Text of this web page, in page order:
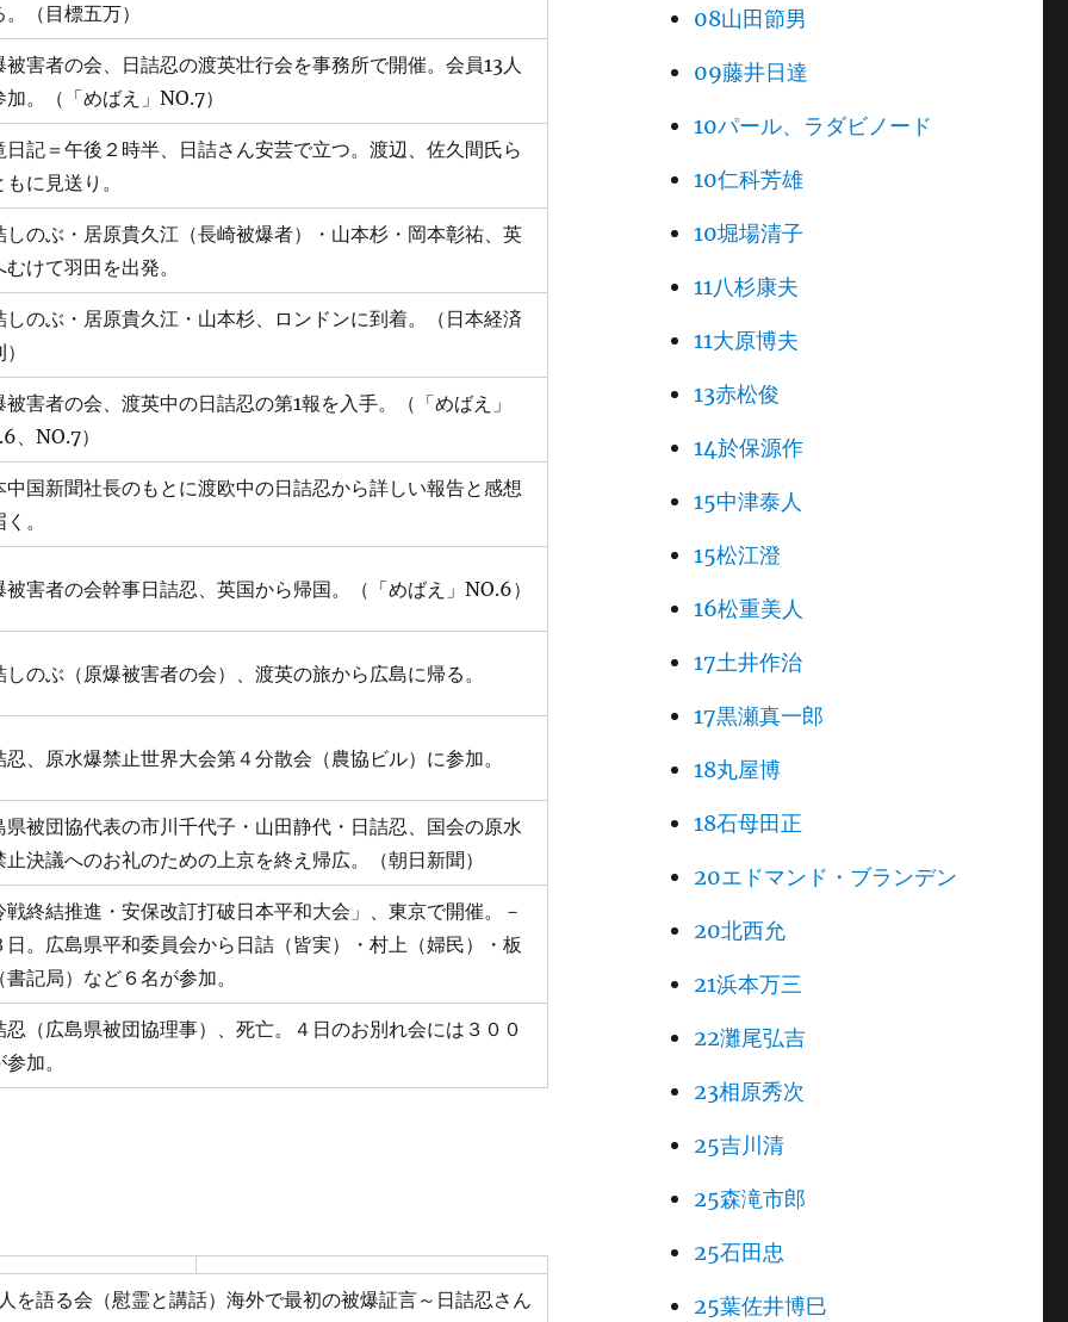
（目標五万）
被害者の会、日詰忍の渡英壮行会を事務所で開催。会員13人
加。（「めばえ」NO.7）
日記＝午後２時半、日詰さん安芸で立つ。渡辺、佐久間氏ら
に見送り。
しのぶ・居原貴久江（長崎被爆者）・山本杉・岡本彰祐、英
むけて羽田を出発。
しのぶ・居原貴久江・山本杉、ロンドンに到着。（日本経済
被害者の会、渡英中の日詰忍の第1報を入手。（「めばえ」
、NO.7）
中国新聞社長のもとに渡欧中の日詰忍から詳しい報告と感想
。
被害者の会幹事日詰忍、英国から帰国。（「めばえ」NO.6）
しのぶ（原爆被害者の会）、渡英の旅から広島に帰る。
忍、原水爆禁止世界大会第４分散会（農協ビル）に参加。
県被団協代表の市川千代子・山田静代・日詰忍、国会の原水
止決議へのお礼のための上京を終え帰広。（朝日新聞）
戦終結推進・安保改訂打破日本平和大会」、東京で開催。－
日。広島県平和委員会から日詰（皆実）・村上（婦民）・板
書記局）など６名が参加。
忍（広島県被団協理事）、死亡。４日のお別れ会には３００
加。
を語る会（慰霊と講話）海外で最初の被爆証言～日詰忍さん
08山田節男
09藤井日達
10パール、ラダビノード
10仁科芳雄
10堀場清子
11八杉康夫
11大原博夫
13赤松俊
14於保源作
15中津泰人
15松江澄
16松重美人
17土井作治
17黒瀬真一郎
18丸屋博
18石母田正
20エドマンド・ブランデン
20北西允
21浜本万三
22灘尾弘吉
23相原秀次
25吉川清
25森滝市郎
25石田忠
25葉佐井博巳